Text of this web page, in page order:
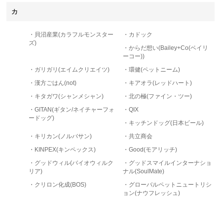
カ
・貝沼産業(カラフルモンスター
ズ)
・カドック
・からだ想い(Bailey+Co(ベイリ
ーコー))
・ガリガリ(エイムクリエイツ) ・環健(ペットニーム)
・漢方ごはん(not) ・キアオラ(レッドハート)
・キタガワ(シャンメシャン) ・北の極(ファイン・ツー)
・GITAN(ギタン/ネイチャーフォ
ードッグ)
・QIX
・キッチンドッグ(日本ビール)
・キリカン(ノルバサン) ・共立商会
・KINPEX(キンペックス) ・Good(モアリッチ)
・グッドウィル(バイオウィルク
リア)
・グッドスマイルインターナショ
ナル(SoulMate)
・クリロン化成(BOS)
・グローバルペットニュートリシ
ョン(ナウフレッシュ)